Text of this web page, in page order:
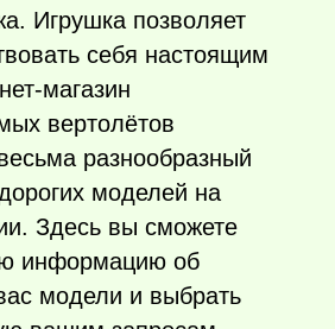
Игрушка позволяет
себя настоящим
магазин
вертолётов
разнообразный
моделей на
Здесь вы сможете
информацию об
модели и выбрать